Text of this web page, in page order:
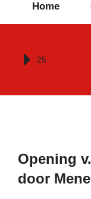
Home
Je bent hier:
25
Opening
door